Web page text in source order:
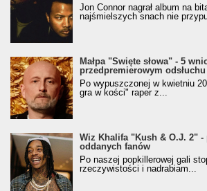
Jon Connor nagrał album na
najśmielszych snach nie
Małpa "Święte słowa" - 5
przedpremierowym odsłuchu
Po wypuszczonej w kwietniu
gra w kości" raper z...
Wiz Khalifa "Kush & O.J. 2"
oddanych fanów
Po naszej popkillerowej gali
rzeczywistości i nadrabiam...